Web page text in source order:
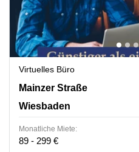
Virtuelles Büro
Mainzer Straße 75, Wiesbaden
Mainzer Straße
Wiesbaden
Monatliche Miete:
89 - 299 €